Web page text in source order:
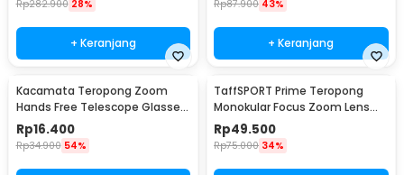
Rp282.900 28%
+ Keranjang
Rp87.900 43%
+ Keranjang
Kacamata Teropong Zoom
Hands Free Telescope Glasses
untuk Fishing - HG00117
Rp16.400
Rp34.900 54%
TaffSPORT Prime Teropong
Monokular Focus Zoom Lens
16x52 66M/8000M - TF16
Rp49.500
Rp75.000 34%